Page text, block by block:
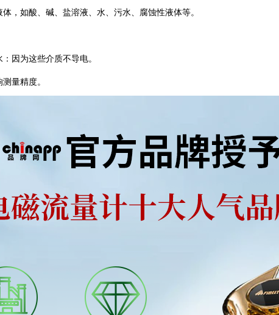
，如酸、碱、盐溶液、水、污水、腐蚀性液体等。
因为这些介质不导电。
量精度‌。